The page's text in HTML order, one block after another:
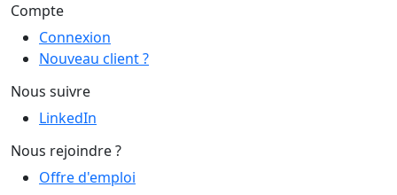
Compte
Connexion
Nouveau client ?
Nous suivre
LinkedIn
Nous rejoindre ?
Offre d'emploi